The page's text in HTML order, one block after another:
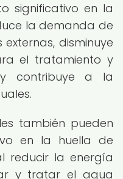
significativo en la
la demanda de
disminuye
el tratamiento y
contribuye a la
también pueden
en la huella de
reducir la energía
y tratar el agua